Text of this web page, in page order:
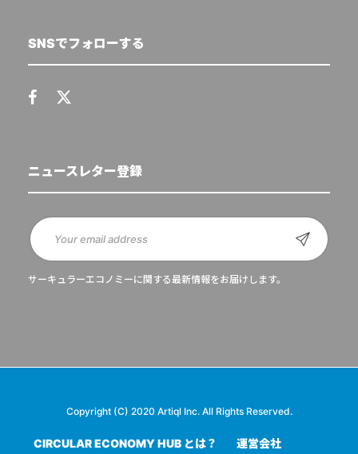
SNSでフォローする
ニュースレター登録
サーキュラーエコノミーに関する最新情報をお届けします。
Copyright (C) 2020 Artiql Inc. All Rights Reserved.
CIRCULAR ECONOMY HUB とは？ 運営会社